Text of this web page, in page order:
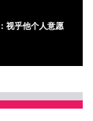
视乎他个人意愿